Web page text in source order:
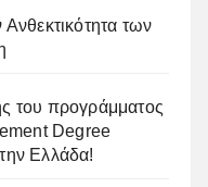
των
του προγράμματος
Degree
Ελλάδα!